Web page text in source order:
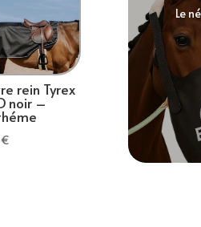
rein Tyrex
noir –
€
Le